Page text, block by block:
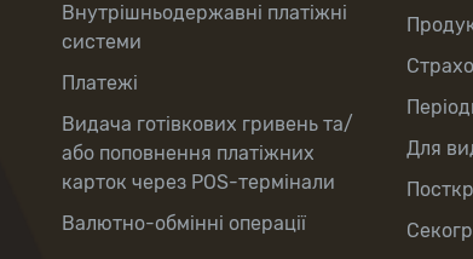
Внутрішньодержавні платіжні
системи
Платежі
Видача готівкових гривень та/
або поповнення платіжних
карток через POS-термінали
Валютно-обмінні операції
Для